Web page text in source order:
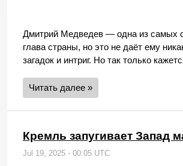
Дмитрий Медведев — одна из самых
глава страны, но это не даёт ему
загадок и интриг. Но так только
Читать далее »
Кремль запугивает
Jul 19, 2025 - 00:05 UTC